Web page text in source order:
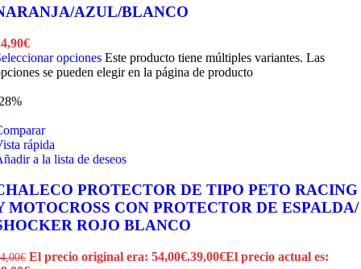
AZUL/BLANCO
€
opciones Este producto tiene múltiples variantes. Las
se pueden elegir en la página de producto
rápida
a la lista de deseos
PROTECTOR DE TIPO PETO RACING
MOTOCROSS CON PROTECTOR DE ESPALDA/
ROJO BLANCO
€ El precio original era: 54,00€.39,00€El precio actual es: